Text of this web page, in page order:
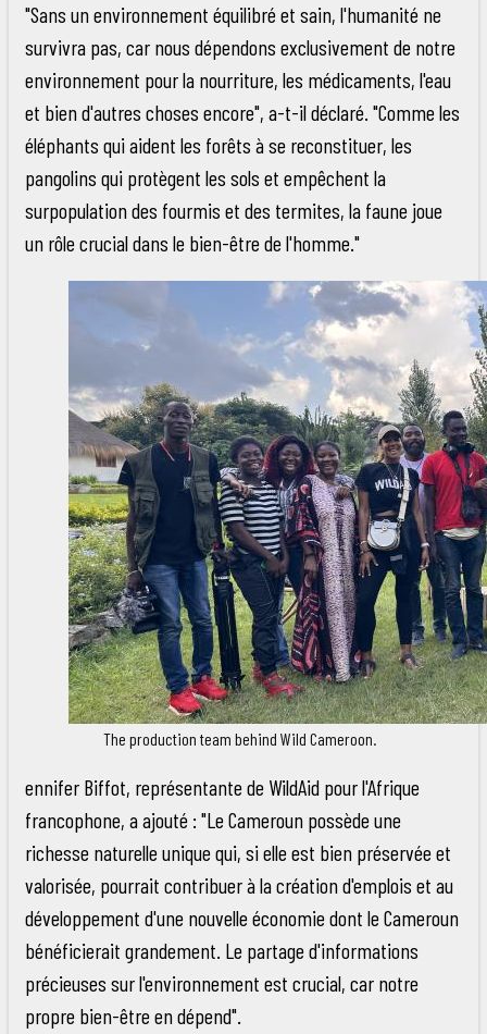
"Sans un environnement équilibré et sain, l'humanité ne
survivra pas, car nous dépendons exclusivement de notre
environnement pour la nourriture, les médicaments, l'eau
et bien d'autres choses encore", a-t-il déclaré. "Comme les
éléphants qui aident les forêts à se reconstituer, les
pangolins qui protègent les sols et empêchent la
surpopulation des fourmis et des termites, la faune joue
un rôle crucial dans le bien-être de l'homme."
The production team behind Wild Cameroon.
ennifer Biffot, représentante de WildAid pour l'Afrique
francophone, a ajouté : "Le Cameroun possède une
richesse naturelle unique qui, si elle est bien préservée et
valorisée, pourrait contribuer à la création d'emplois et au
développement d'une nouvelle économie dont le Cameroun
bénéficierait grandement. Le partage d'informations
précieuses sur l'environnement est crucial, car notre
propre bien-être en dépend".